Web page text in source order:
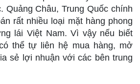
Quảng Châu, Trung Quốc chính
rất nhiều loại mặt hàng phong
lái Việt Nam. Vì vậy nếu biết
thể tự liên hệ mua hàng, mở
sẻ lợi nhuận với các bên trung